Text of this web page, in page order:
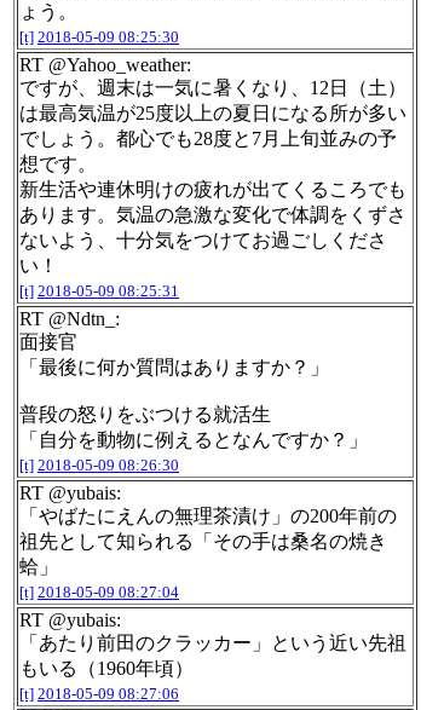
ょう。
[t] 2018-05-09 08:25:30
RT @Yahoo_weather:
ですが、週末は一気に暑くなり、12日（土）
は最高気温が25度以上の夏日になる所が多い
でしょう。都心でも28度と7月上旬並みの予
想です。
新生活や連休明けの疲れが出てくるころでも
あります。気温の急激な変化で体調をくずさ
ないよう、十分気をつけてお過ごしくださ
い！
[t] 2018-05-09 08:25:31
RT @Ndtn_:
面接官
「最後に何か質問はありますか？」
普段の怒りをぶつける就活生
「自分を動物に例えるとなんですか？」
[t] 2018-05-09 08:26:30
RT @yubais:
「やばたにえんの無理茶漬け」の200年前の
祖先として知られる「その手は桑名の焼き
蛤」
[t] 2018-05-09 08:27:04
RT @yubais:
「あたり前田のクラッカー」という近い先祖
もいる（1960年頃）
[t] 2018-05-09 08:27:06